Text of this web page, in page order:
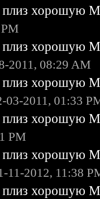
хорошую
хорошую
2011, 08:29 AM
хорошую
03-2011, 01:33
хорошую
PM
хорошую
11-2012, 11:38
хорошую